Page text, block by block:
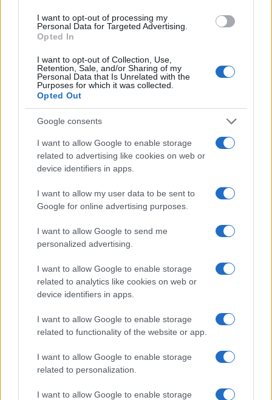
I want to opt-out of processing my
Personal Data for Targeted Advertising.
Opted In
I want to opt-out of Collection, Use,
Retention, Sale, and/or Sharing of my
Personal Data that Is Unrelated with the
Purposes for which it was collected.
Opted Out
Google consents
I want to allow Google to enable storage
related to advertising like cookies on web or
device identifiers in apps.
I want to allow my user data to be sent to
Google for online advertising purposes.
I want to allow Google to send me
personalized advertising.
I want to allow Google to enable storage
related to analytics like cookies on web or
device identifiers in apps.
I want to allow Google to enable storage
related to functionality of the website or app.
I want to allow Google to enable storage
related to personalization.
I want to allow Google to enable storage
Cotización de Bitcoin hoy: análisis del mercado y tendencias
Diego Martín · 8 Ago 2026
Guía para comparar créditos: TIN, TAE y comisiones